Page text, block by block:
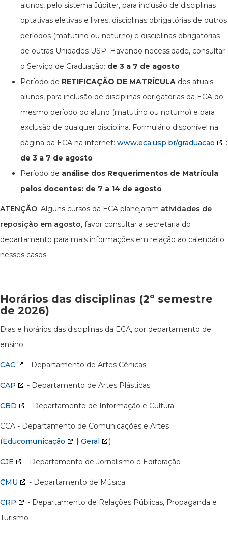
alunos, pelo sistema Júpiter, para inclusão de disciplinas
optativas eletivas e livres, disciplinas obrigatórias de outros
períodos (matutino ou noturno) e disciplinas obrigatórias
de outras Unidades USP. Havendo necessidade, consultar
o Serviço de Graduação: de 3 a 7 de agosto
Período de RETIFICAÇÃO DE MATRÍCULA dos atuais
alunos, para inclusão de disciplinas obrigatórias da ECA do
mesmo período do aluno (matutino ou noturno) e para
exclusão de qualquer disciplina. Formulário disponível na
página da ECA na internet: www.eca.usp.br/graduacao
:
de 3 a 7 de agosto
Período de análise dos Requerimentos de Matrícula
pelos docentes: de 7 a 14 de agosto
ATENÇÃO: Alguns cursos da ECA planejaram atividades de
reposição em agosto, favor consultar a secretaria do
departamento para mais informações em relação ao calendário
nesses casos.
Horários das disciplinas (2º semestre
de 2026)
Dias e horários das disciplinas da ECA, por departamento de
ensino:
CAC - Departamento de Artes Cênicas
CAP - Departamento de Artes Plásticas
CBD - Departamento de Informação e Cultura
CCA - Departamento de Comunicações e Artes
(Educomunicação | Geral )
CJE - Departamento de Jornalismo e Editoração
CMU - Departamento de Música
CRP
- Departamento de Relações Públicas, Propaganda e
Turismo